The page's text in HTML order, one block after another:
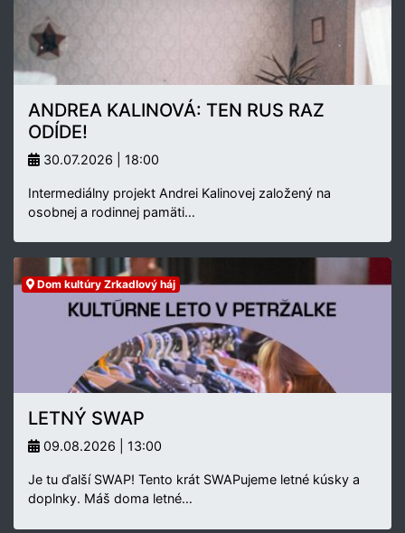
ANDREA KALINOVÁ: TEN RUS RAZ
ODÍDE!
30.07.2026 | 18:00
Intermediálny projekt Andrei Kalinovej založený na
osobnej a rodinnej pamäti…
Dom kultúry Zrkadlový háj
LETNÝ SWAP
09.08.2026 | 13:00
Je tu ďalší SWAP! Tento krát SWAPujeme letné kúsky a
doplnky. Máš doma letné…